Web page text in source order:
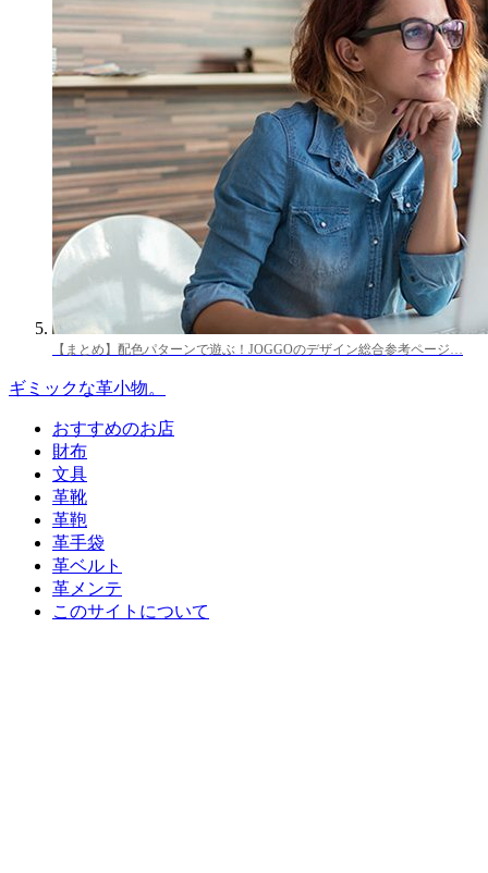
【まとめ】配色パターンで遊ぶ！JOGGOのデザイン総合参考ページ…
ギミックな革小物。
おすすめのお店
財布
文具
革靴
革鞄
革手袋
革ベルト
革メンテ
このサイトについて